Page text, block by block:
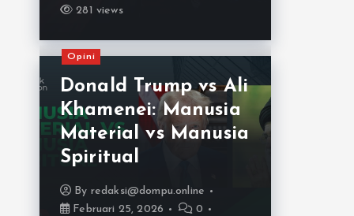
281 views
Opini
Donald Trump vs Ali
Khamenei: Manusia
Material vs Manusia
Spiritual
By redaksi@dompu.online
Februari 25, 2026
0